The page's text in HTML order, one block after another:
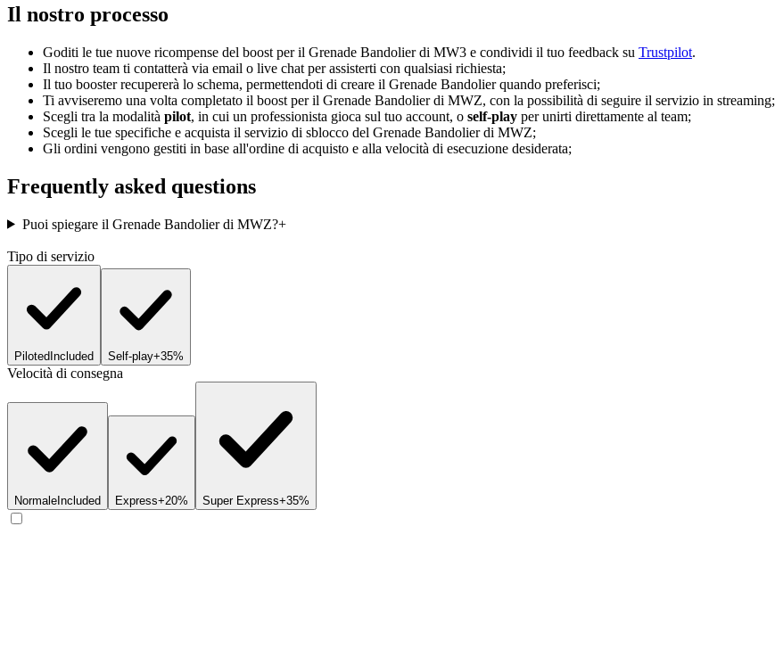
Il nostro processo
Goditi le tue nuove ricompense del boost per il Grenade Bandolier di MW3 e condividi il tuo feedback su Trustpilot.
Il nostro team ti contatterà via email o live chat per assisterti con qualsiasi richiesta;
Il tuo booster recupererà lo schema, permettendoti di creare il Grenade Bandolier quando preferisci;
Ti avviseremo una volta completato il boost per il Grenade Bandolier di MWZ, con la possibilità di seguire il servizio in streaming;
Scegli tra la modalità pilot, in cui un professionista gioca sul tuo account, o self-play per unirti direttamente al team;
Scegli le tue specifiche e acquista il servizio di sblocco del Grenade Bandolier di MWZ;
Gli ordini vengono gestiti in base all'ordine di acquisto e alla velocità di esecuzione desiderata;
Frequently asked questions
Puoi spiegare il Grenade Bandolier di MWZ?+
Tipo di servizio
PilotedIncluded Self-play+35%
Velocità di consegna
NormaleIncluded Express+20% Super Express+35%